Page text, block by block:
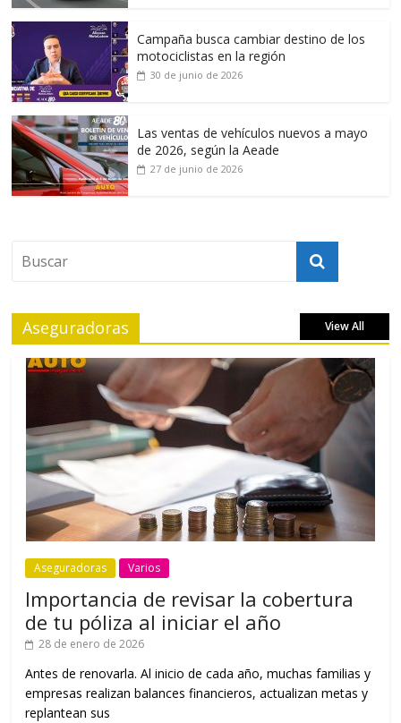
Campaña busca cambiar destino de los
motociclistas en la región
30 de junio de 2026
Las ventas de vehículos nuevos a mayo
de 2026, según la Aeade
27 de junio de 2026
Aseguradoras View All
Aseguradoras Varios
Importancia de revisar la cobertura
de tu póliza al iniciar el año
28 de enero de 2026
Antes de renovarla. Al inicio de cada año, muchas familias y
empresas realizan balances financieros, actualizan metas y
replantean sus